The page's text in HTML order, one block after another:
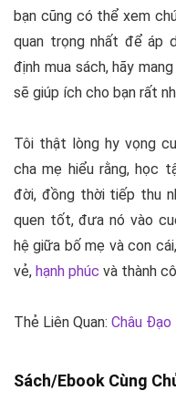
bạn cũng có thể xem
quan trọng nhất để áp
định mua sách, hãy
sẽ giúp ích cho bạn rất
Tôi thật lòng hy vọng
cha mẹ hiểu rằng, học
đời, đồng thời tiếp thu
quen tốt, đưa nó vào
hệ giữa bố mẹ và con
vẻ, hạnh phúc và thành
Thẻ Liên Quan: Châu Đạo
Sách/Ebook Cùng